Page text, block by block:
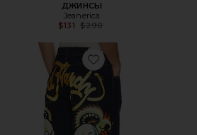
ДЖИНСЫ
Jeanerica
$131 Previous price:
$290
Favorite СВОБОДНЫЕ